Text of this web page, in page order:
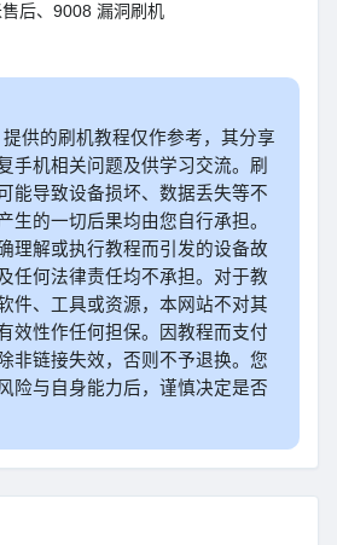
后、9008 漏洞刷机
供的刷机教程仅作参考，其分享
手机相关问题及供学习交流。刷
能导致设备损坏、数据丢失等不
生的一切后果均由您自行承担。
理解或执行教程而引发的设备故
任何法律责任均不承担。对于教
件、工具或资源，本网站不对其
效性作任何担保。因教程而支付
非链接失效，否则不予退换。您
险与自身能力后，谨慎决定是否